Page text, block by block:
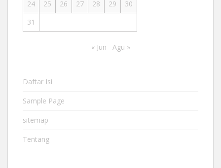
24
25 26 27 28 29
30
31
« Jun Agu »
Daftar Isi
Sample Page
sitemap
Tentang